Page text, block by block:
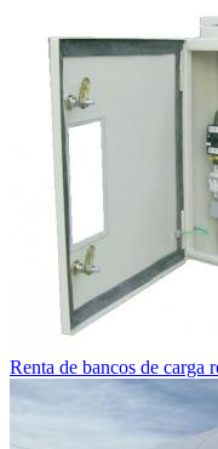
Renta de bancos de carga